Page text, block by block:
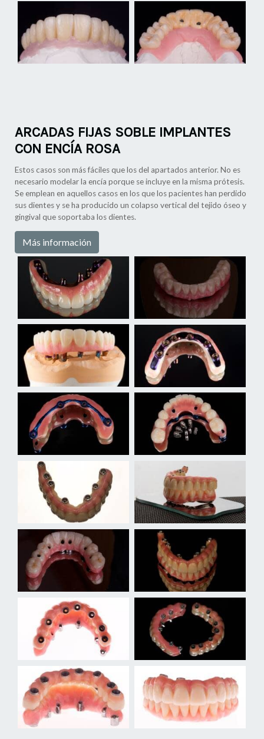
ARCADAS FIJAS SOBLE IMPLANTES
CON ENCÍA ROSA
Estos casos son más fáciles que los del apartados anterior. No es
necesario modelar la encía porque se incluye en la misma prótesis.
Se emplean en aquellos casos en los que los pacientes han perdido
sus dientes y se ha producido un colapso vertical del tejido óseo y
gingival que soportaba los dientes.
Más información